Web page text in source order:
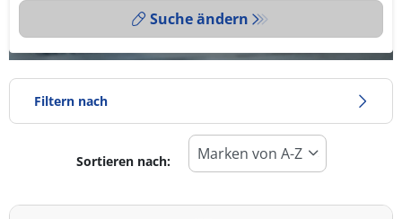
Suche ändern
Filtern nach
Reifentyp
Alle Arten (2)
Sortieren nach: